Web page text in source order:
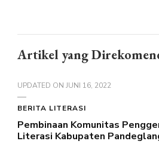
Artikel yang
UPDATED ON JUNI 16, 2022
BERITA LITERASI
Pembinaan Komunitas
Literasi Kabupaten